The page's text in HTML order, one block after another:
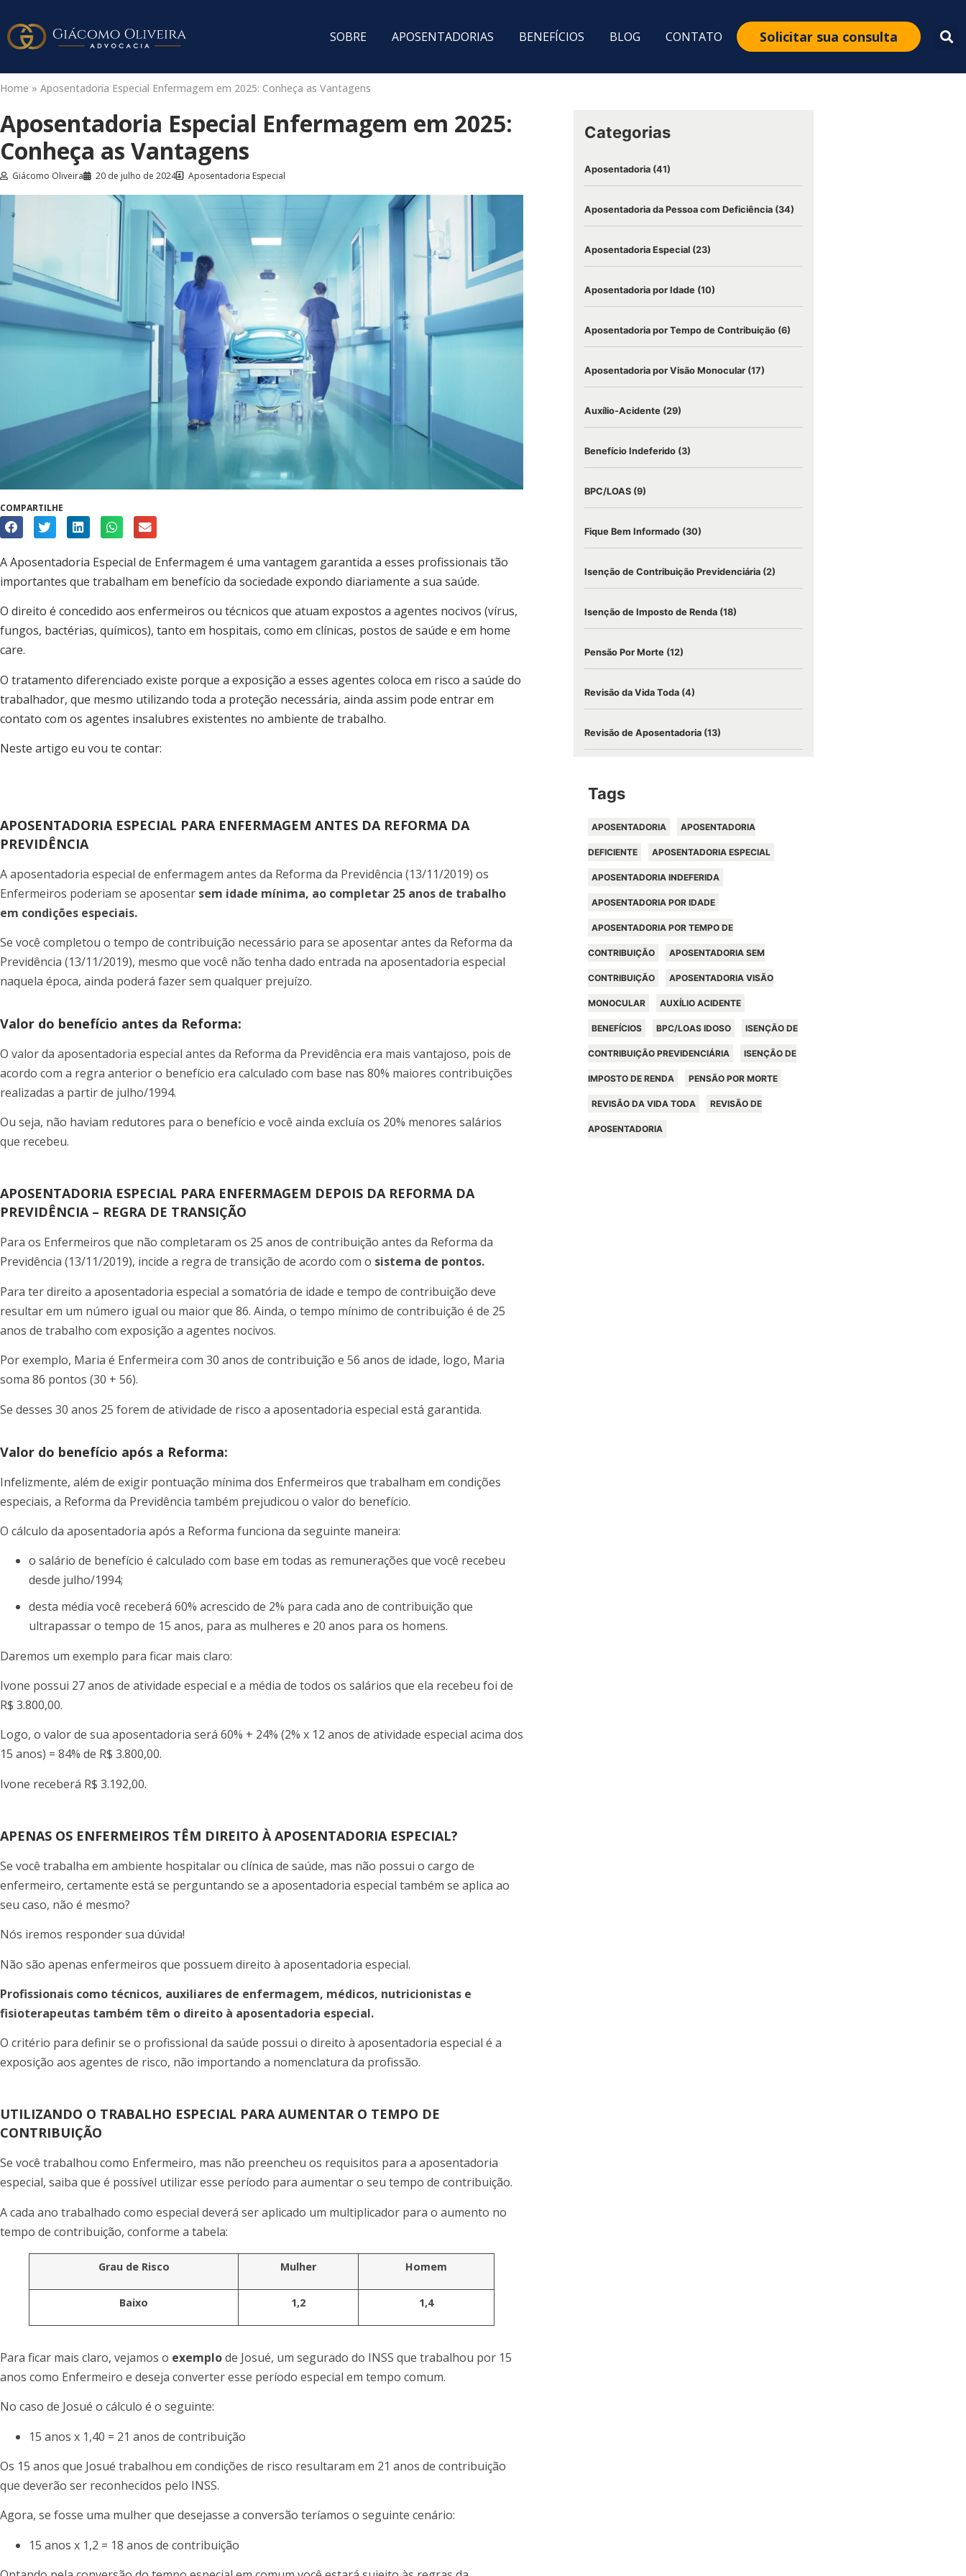
SOBRE APOSENTADORIAS BENEFÍCIOS BLOG CONTATO Solicitar sua consulta
Home » Aposentadoria Especial Enfermagem em 2025: Conheça as Vantagens
Aposentadoria Especial Enfermagem em 2025:
Conheça as Vantagens
Giácomo Oliveira 20 de julho de 2024 Aposentadoria Especial
COMPARTILHE
A Aposentadoria Especial de Enfermagem é uma vantagem garantida a esses profissionais tão
importantes que trabalham em benefício da sociedade expondo diariamente a sua saúde.
O direito é concedido aos enfermeiros ou técnicos que atuam expostos a agentes nocivos (vírus,
fungos, bactérias, químicos), tanto em hospitais, como em clínicas, postos de saúde e em home
care.
O tratamento diferenciado existe porque a exposição a esses agentes coloca em risco a saúde do
trabalhador, que mesmo utilizando toda a proteção necessária, ainda assim pode entrar em
contato com os agentes insalubres existentes no ambiente de trabalho.
Neste artigo eu vou te contar:
APOSENTADORIA ESPECIAL PARA ENFERMAGEM ANTES DA REFORMA DA
PREVIDÊNCIA
A aposentadoria especial de enfermagem antes da Reforma da Previdência (13/11/2019) os
Enfermeiros poderiam se aposentar sem idade mínima, ao completar 25 anos de trabalho
em condições especiais.
Se você completou o tempo de contribuição necessário para se aposentar antes da Reforma da
Previdência (13/11/2019), mesmo que você não tenha dado entrada na aposentadoria especial
naquela época, ainda poderá fazer sem qualquer prejuízo.
Valor do benefício antes da Reforma:
O valor da aposentadoria especial antes da Reforma da Previdência era mais vantajoso, pois de
acordo com a regra anterior o benefício era calculado com base nas 80% maiores contribuições
realizadas a partir de julho/1994.
Ou seja, não haviam redutores para o benefício e você ainda excluía os 20% menores salários
que recebeu.
APOSENTADORIA ESPECIAL PARA ENFERMAGEM DEPOIS DA REFORMA DA
PREVIDÊNCIA – REGRA DE TRANSIÇÃO
Para os Enfermeiros que não completaram os 25 anos de contribuição antes da Reforma da
Previdência (13/11/2019), incide a regra de transição de acordo com o sistema de pontos.
Para ter direito a aposentadoria especial a somatória de idade e tempo de contribuição deve
resultar em um número igual ou maior que 86. Ainda, o tempo mínimo de contribuição é de 25
anos de trabalho com exposição a agentes nocivos.
Por exemplo, Maria é Enfermeira com 30 anos de contribuição e 56 anos de idade, logo, Maria
soma 86 pontos (30 + 56).
Se desses 30 anos 25 forem de atividade de risco a aposentadoria especial está garantida.
Valor do benefício após a Reforma:
Infelizmente, além de exigir pontuação mínima dos Enfermeiros que trabalham em condições
especiais, a Reforma da Previdência também prejudicou o valor do benefício.
O cálculo da aposentadoria após a Reforma funciona da seguinte maneira:
o salário de benefício é calculado com base em todas as remunerações que você recebeu
desde julho/1994;
desta média você receberá 60% acrescido de 2% para cada ano de contribuição que
ultrapassar o tempo de 15 anos, para as mulheres e 20 anos para os homens.
Daremos um exemplo para ficar mais claro:
Ivone possui 27 anos de atividade especial e a média de todos os salários que ela recebeu foi de
R$ 3.800,00.
Logo, o valor de sua aposentadoria será 60% + 24% (2% x 12 anos de atividade especial acima dos
15 anos) = 84% de R$ 3.800,00.
Ivone receberá R$ 3.192,00.
APENAS OS ENFERMEIROS TÊM DIREITO À APOSENTADORIA ESPECIAL?
Se você trabalha em ambiente hospitalar ou clínica de saúde, mas não possui o cargo de
enfermeiro, certamente está se perguntando se a aposentadoria especial também se aplica ao
seu caso, não é mesmo?
Nós iremos responder sua dúvida!
Não são apenas enfermeiros que possuem direito à aposentadoria especial.
Profissionais como técnicos, auxiliares de enfermagem, médicos, nutricionistas e
fisioterapeutas também têm o direito à aposentadoria especial.
O critério para definir se o profissional da saúde possui o direito à aposentadoria especial é a
exposição aos agentes de risco, não importando a nomenclatura da profissão.
UTILIZANDO O TRABALHO ESPECIAL PARA AUMENTAR O TEMPO DE
CONTRIBUIÇÃO
Se você trabalhou como Enfermeiro, mas não preencheu os requisitos para a aposentadoria
especial, saiba que é possível utilizar esse período para aumentar o seu tempo de contribuição.
A cada ano trabalhado como especial deverá ser aplicado um multiplicador para o aumento no
tempo de contribuição, conforme a tabela:
Grau de Risco Mulher Homem
Baixo 1,2 1,4
Para ficar mais claro, vejamos o exemplode Josué, um segurado do INSS que trabalhou por 15
anos como Enfermeiro e deseja converter esse período especial em tempo comum.
No caso de Josué o cálculo é o seguinte:
15 anos x 1,40 = 21 anos de contribuição
Os 15 anos que Josué trabalhou em condições de risco resultaram em 21 anos de contribuição
que deverão ser reconhecidos pelo INSS.
Agora, se fosse uma mulher que desejasse a conversão teríamos o seguinte cenário:
15 anos x 1,2 = 18 anos de contribuição
Categorias
Aposentadoria (41)
Aposentadoria da Pessoa com Deficiência (34)
Aposentadoria Especial (23)
Aposentadoria por Idade (10)
Aposentadoria por Tempo de Contribuição (6)
Aposentadoria por Visão Monocular (17)
Auxílio-Acidente (29)
Benefício Indeferido (3)
BPC/LOAS (9)
Fique Bem Informado (30)
Isenção de Contribuição Previdenciária (2)
Isenção de Imposto de Renda (18)
Pensão Por Morte (12)
Revisão da Vida Toda (4)
Revisão de Aposentadoria (13)
Tags
APOSENTADORIA APOSENTADORIA
DEFICIENTE APOSENTADORIA ESPECIAL
APOSENTADORIA INDEFERIDA
APOSENTADORIA POR IDADE
APOSENTADORIA POR TEMPO DE
CONTRIBUIÇÃO APOSENTADORIA SEM
CONTRIBUIÇÃO APOSENTADORIA VISÃO
MONOCULAR AUXÍLIO ACIDENTE
BENEFÍCIOS BPC/LOAS IDOSO ISENÇÃO DE
CONTRIBUIÇÃO PREVIDENCIÁRIA ISENÇÃO DE
IMPOSTO DE RENDA PENSÃO POR MORTE
REVISÃO DA VIDA TODA REVISÃO DE
APOSENTADORIA